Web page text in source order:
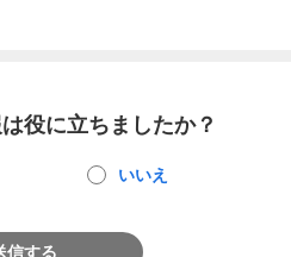
役に立ちましたか？
いいえ
信する